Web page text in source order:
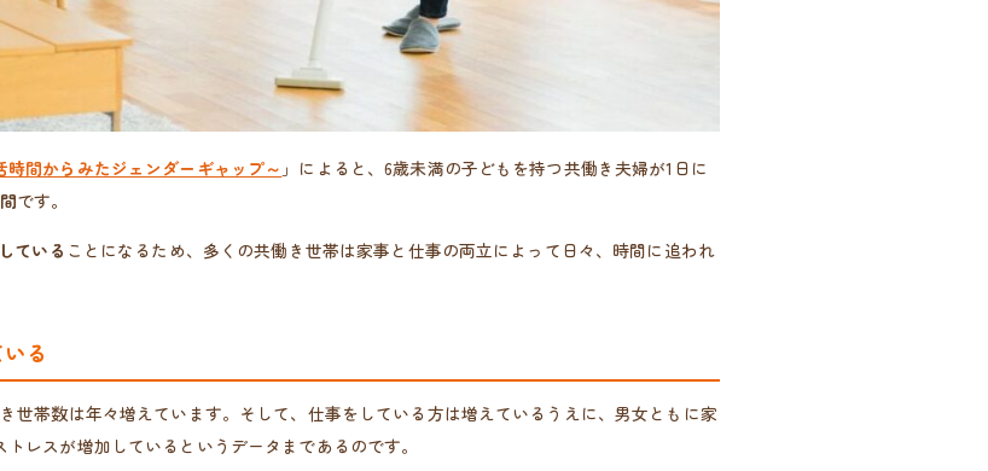
間からみたジェンダーギャップ～ 」によると、6歳未満の子どもを持つ共働き夫婦が1日に
です。
ている ことになるため、多くの共働き世帯は家事と仕事の両立によって日々、時間に追われ
る
世帯数は年々増えています。そして、仕事をしている方は増えているうえに、男女ともに家
レスが増加しているというデータまであるのです。